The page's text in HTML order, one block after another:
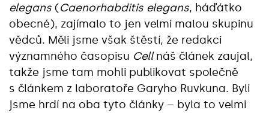
elegans (Caenorhabditis elegans, háďátko
obecné), zajímalo to jen velmi malou skupinu
vědců. Měli jsme však štěstí, že redakci
významného časopisu Cellnáš článek zaujal,
takže jsme tam mohli publikovat společně
s článkem z laboratoře Garyho Ruvkuna. Byli
jsme hrdí na oba tyto články – byla to velmi